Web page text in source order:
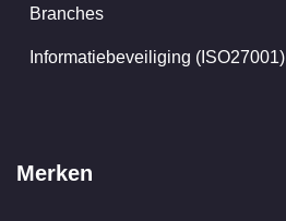
Branches
Informatiebeveiliging (ISO27001)
Merken